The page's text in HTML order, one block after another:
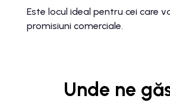
Este locul ideal pentru cei care
promisiuni comerciale.
Unde ne